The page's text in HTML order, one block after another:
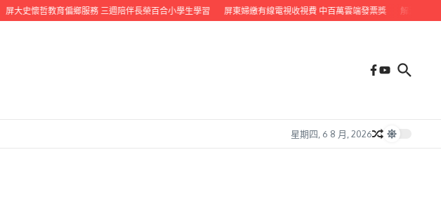
屏大史懷哲教育偏鄉服務 三週陪伴長榮百合小學生學習 屏東婦繳有線電視收視費 中百萬雲端發票獎 解決永久屋
星期四, 6 8 月, 2026